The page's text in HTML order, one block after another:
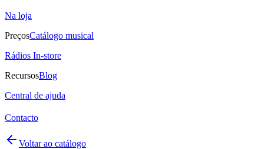
Na loja
PreçosCatálogo musical
Rádios In-store
RecursosBlog
Central de ajuda
Contacto
Voltar ao catálogo